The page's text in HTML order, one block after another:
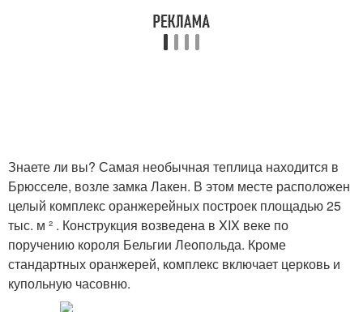
Знаете ли вы? Самая необычная теплица находится в
Брюсселе, возле замка Лакен. В этом месте расположен
целый комплекс оранжерейных построек площадью 25
тыс. м ² . Конструкция возведена в XIX веке по
поручению короля Бельгии Леопольда. Кроме
стандартных оранжерей, комплекс включает церковь и
купольную часовню.